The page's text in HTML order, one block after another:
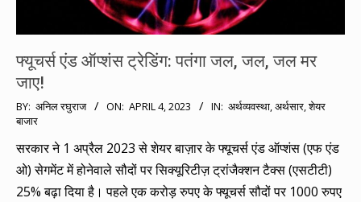
फ्यूचर्स एंड ऑप्शंस ट्रेडिंग: पतंगा जल, जल, जल मर
जाए!
2023-
04-
04
BY: अनिल रघुराज ON: APRIL 4, 2023 IN: अर्थव्यवस्था,अर्थसार,शेयर
बाजार
सरकार ने 1 अप्रैल 2023 से शेयर बाज़ार के फ्यूचर्स एंड ऑप्शंस (एफ एंड
ओ) सेगमेंट में होनेवाले सौदों पर सिक्यूरिटीज़ ट्रांजैक्शन टैक्स (एसटीटी)
25% बढ़ा दिया है। पहले एक करोड़ रुपए के फ्यूचर्स सौदों पर 1000 रुपए